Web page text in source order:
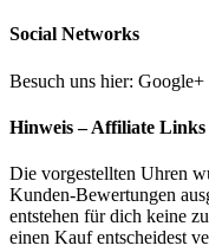
Social Networks
Besuch uns hier: Google+
Hinweis – Affiliate Links
Die vorgestellten Uhren
Kunden-Bewertungen
entstehen für dich keine
einen Kauf entscheidest